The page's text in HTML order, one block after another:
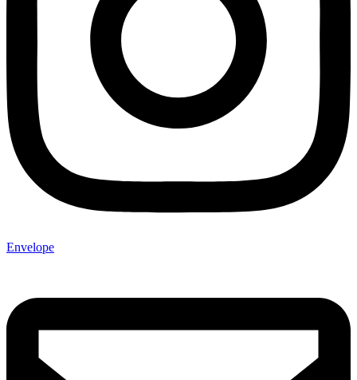
Envelope